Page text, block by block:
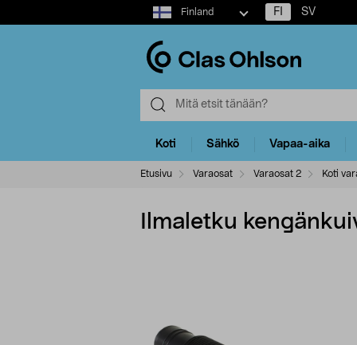
Select
market
Finland FI SV
Koti Sähkö Vapaa-aika
Etusivu Varaosat Varaosat 2 Koti
Ilmaletku